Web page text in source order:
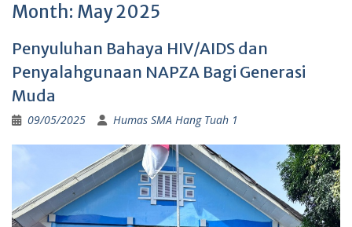
Month: May 2025
Penyuluhan Bahaya HIV/AIDS dan
Penyalahgunaan NAPZA Bagi Generasi
Muda
09/05/2025 Humas SMA Hang Tuah 1